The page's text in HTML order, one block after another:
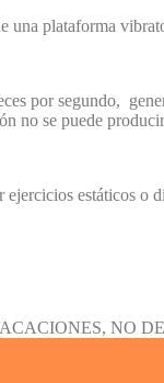
una plataforma
por segundo,
no se puede
estáticos o